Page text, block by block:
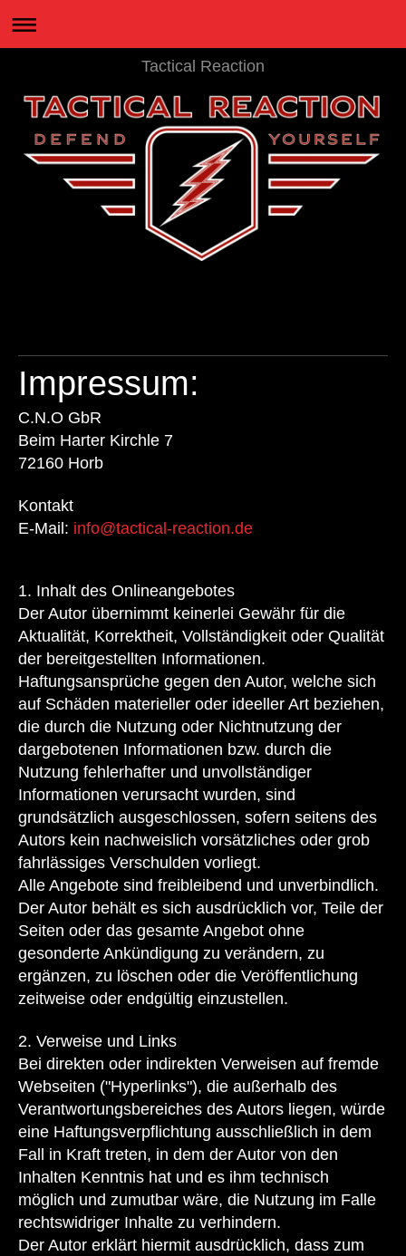
Tactical Reaction
Impressum:
C.N.O GbR
Beim Harter Kirchle 7
72160 Horb
Kontakt
E-Mail: info@tactical-reaction.de
1. Inhalt des Onlineangebotes
Der Autor übernimmt keinerlei Gewähr für die
Aktualität, Korrektheit, Vollständigkeit oder Qualität
der bereitgestellten Informationen.
Haftungsansprüche gegen den Autor, welche sich
auf Schäden materieller oder ideeller Art beziehen,
die durch die Nutzung oder Nichtnutzung der
dargebotenen Informationen bzw. durch die
Nutzung fehlerhafter und unvollständiger
Informationen verursacht wurden, sind
grundsätzlich ausgeschlossen, sofern seitens des
Autors kein nachweislich vorsätzliches oder grob
fahrlässiges Verschulden vorliegt.
Alle Angebote sind freibleibend und unverbindlich.
Der Autor behält es sich ausdrücklich vor, Teile der
Seiten oder das gesamte Angebot ohne
gesonderte Ankündigung zu verändern, zu
ergänzen, zu löschen oder die Veröffentlichung
zeitweise oder endgültig einzustellen.
2. Verweise und Links
Bei direkten oder indirekten Verweisen auf fremde
Webseiten ("Hyperlinks"), die außerhalb des
Verantwortungsbereiches des Autors liegen, würde
eine Haftungsverpflichtung ausschließlich in dem
Fall in Kraft treten, in dem der Autor von den
Inhalten Kenntnis hat und es ihm technisch
möglich und zumutbar wäre, die Nutzung im Falle
rechtswidriger Inhalte zu verhindern.
Der Autor erklärt hiermit ausdrücklich, dass zum